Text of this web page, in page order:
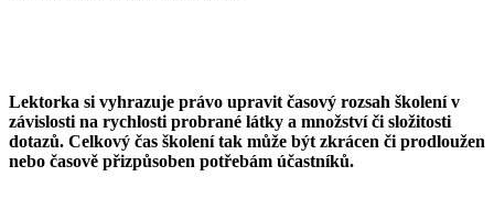
Lektorka si vyhrazuje právo upravit časový rozsah školení v
závislosti na rychlosti probrané látky a množství či složitosti
dotazů. Celkový čas školení tak může být zkrácen či prodloužen
nebo časově přizpůsoben potřebám účastníků.